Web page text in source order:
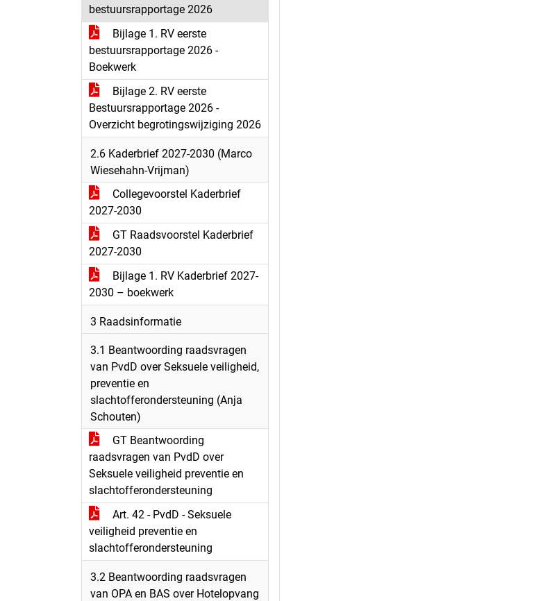
bestuursrapportage 2026
Bijlage 1. RV eerste
bestuursrapportage 2026 -
Boekwerk
Bijlage 2. RV eerste
Bestuursrapportage 2026 -
Overzicht begrotingswijziging 2026
2.6 Kaderbrief 2027-2030 (Marco
Wiesehahn-Vrijman)
Collegevoorstel Kaderbrief
2027-2030
GT Raadsvoorstel Kaderbrief
2027-2030
Bijlage 1. RV Kaderbrief 2027-
2030 – boekwerk
3 Raadsinformatie
3.1 Beantwoording raadsvragen
van PvdD over Seksuele veiligheid,
preventie en
slachtofferondersteuning (Anja
Schouten)
GT Beantwoording
raadsvragen van PvdD over
Seksuele veiligheid preventie en
slachtofferondersteuning
Art. 42 - PvdD - Seksuele
veiligheid preventie en
slachtofferondersteuning
3.2 Beantwoording raadsvragen
van OPA en BAS over Hotelopvang